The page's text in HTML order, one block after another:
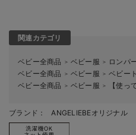
関連カテゴリ
ベビー全商品 ＞ ベビー服 ＞
ロンパ
ベビー全商品
＞ ベビー服 ＞ ベビー
ベビー全商品
＞ ベビー服 ＞ 【使っ
ブランド： ANGELIEBEオリジナル